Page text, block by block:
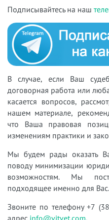
Подписывайтесь на наш
В случае, если Ваш
договорная работа или
касается вопросов,
нашем материале,
что Ваша правовая
изменениям практики и
Мы будем рады оказать
поводу минимизации
возможностям. Мы
подходящее именно для Вас.
Звоните по телефону +7